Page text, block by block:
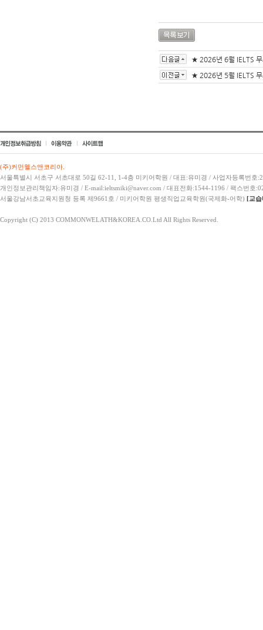
★ 2026년 6월 IELTS
★ 2026년 5월 IELTS
(주)커먼웰스앤코리아.
서울특별시 서초구 서초대로 50길 62-11, 1-4층 미키어학원 / 대표:유미경 / 사업자등록번
개인정보관리책임자:유미경 / E-mail:ieltsmiki@naver.com / 대표전화:1544-1196 / 팩스번호
서울강남서초교육지원청 등록 제9661호 / 미키어학원 평생직업교육학원(국제화-어학) [교습
Copyright (C) 2013 COMMONWELATH&KOREA.CO.Ltd All Rights Reserved.